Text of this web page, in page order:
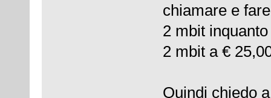
chiamare e
2 mbit
2 mbit a €
Quindi chiedo